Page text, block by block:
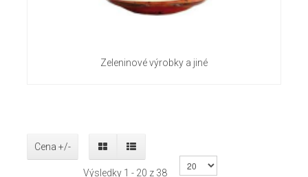
Zeleninové výrobky a jiné
Cena +/-
Výsledky 1 - 20 z 38